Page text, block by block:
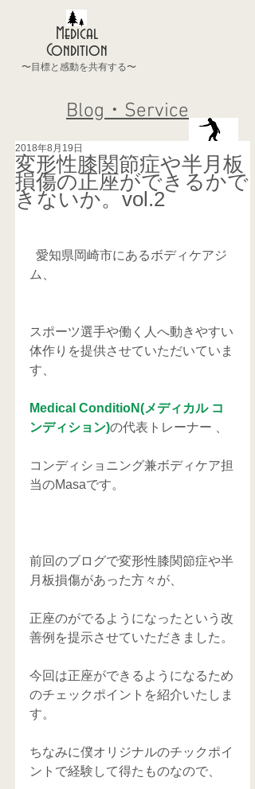
Medical
Condition
〜目標と感動を共有する〜
Blog・Service
変形性膝関節症や半月板
損傷の正座ができるかで
きないか。vol.2
2018年8月19日
ム、
スポーツ選手や働く人へ動きやすい
体作りを提供させていただいていま
す、
Medical ConditioN(メディカル コ
ンディション)の代表トレーナー 、
コンディショニング兼ボディケア担
当のMasaです。
前回のブログで変形性膝関節症や半
月板損傷があった方々が、
正座のがでるようになったという改
善例を提示させていただきました。
今回は正座ができるようになるため
のチェックポイントを紹介いたしま
す。
ちなみに僕オリジナルのチックポイ
ントで経験して得たものなので、